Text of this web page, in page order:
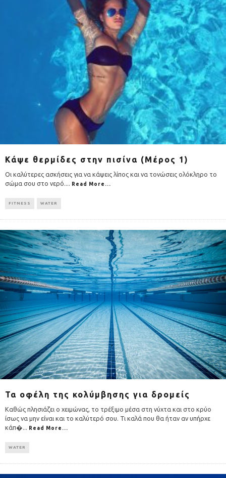
Κάψε θερμίδες στην πισίνα (Μέρος 1)
Οι καλύτερες ασκήσεις για να κάψεις λίπος και να τονώσεις ολόκληρο το
σώμα σου στο νερό.... Read More...
FITNESS WATER
Τα οφέλη της κολύμβησης για δρομείς
Καθώς πλησιάζει ο χειμώνας, το τρέξιμο μέσα στη νύχτα και στο κρύο
ίσως να μην είναι και το καλύτερό σου. Τι καλά που θα ήταν αν υπήρχε
κάπ�... Read More...
WATER